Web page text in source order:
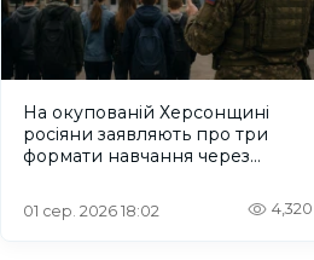
На окупованій Херсонщині
росіяни заявляють про три
формати навчання через
01 сер. 2026 18:02 4,320